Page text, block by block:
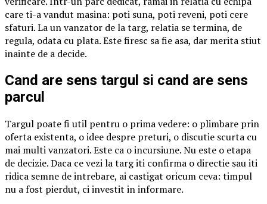
care ti-a vandut masina: poti suna, poti reveni, poti cere
sfaturi. La un vanzator de la targ, relatia se termina, de
regula, odata cu plata. Este firesc sa fie asa, dar merita stiut
inainte de a decide.
Cand are sens targul si cand are sens
parcul
Targul poate fi util pentru o prima vedere: o plimbare prin
oferta existenta, o idee despre preturi, o discutie scurta cu
mai multi vanzatori. Este ca o incursiune. Nu este o etapa
de decizie. Daca ce vezi la targ iti confirma o directie sau iti
ridica semne de intrebare, ai castigat oricum ceva: timpul
nu a fost pierdut, ci investit in informare.